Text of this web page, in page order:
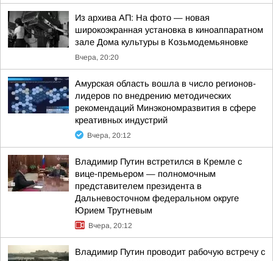
Из архива АП: На фото — новая
широкоэкранная установка в киноаппаратном
зале Дома культуры в Козьмодемьяновке
Вчера, 20:20
Амурская область вошла в число регионов-
лидеров по внедрению методических
рекомендаций Минэкономразвития в сфере
креативных индустрий
Вчера, 20:12
Владимир Путин встретился в Кремле с
вице-премьером — полномочным
представителем президента в
Дальневосточном федеральном округе
Юрием Трутневым
Вчера, 20:12
Владимир Путин проводит рабочую встречу с